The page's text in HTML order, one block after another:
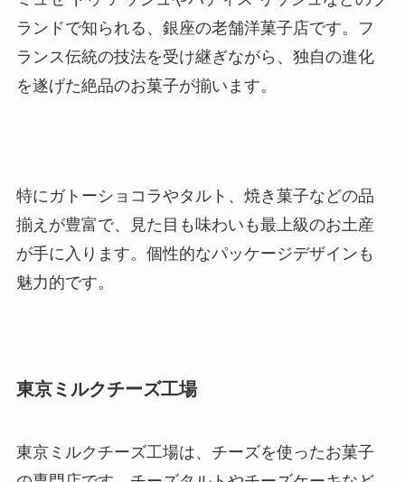
ランドで知られる、銀座の老舗洋菓子店です。フ
ランス伝統の技法を受け継ぎながら、独自の進化
を遂げた絶品のお菓子が揃います。
特にガトーショコラやタルト、焼き菓子などの品
揃えが豊富で、見た目も味わいも最上級のお土産
が手に入ります。個性的なパッケージデザインも
魅力的です。
東京ミルクチーズ工場
東京ミルクチーズ工場は、チーズを使ったお菓子